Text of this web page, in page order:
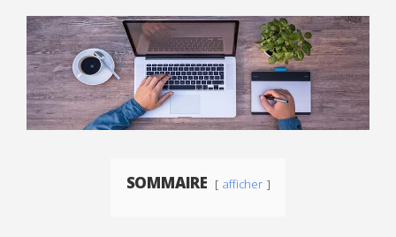
SOMMAIRE afficher